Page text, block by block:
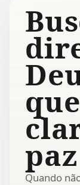
paz
Quando